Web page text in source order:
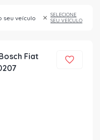
seu veículo
SELECIONE
SEU VEÍCULO
Fiat